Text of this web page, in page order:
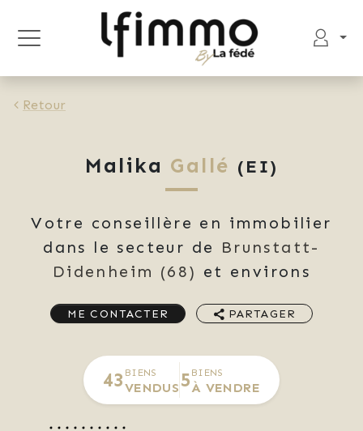
Retour
Malika Gallé (EI)
Votre conseillère en immobilier
dans le secteur de Brunstatt-
Didenheim (68) et environs
ME CONTACTER PARTAGER
43 BIENS
VENDUS 5 BIENS
À VENDRE